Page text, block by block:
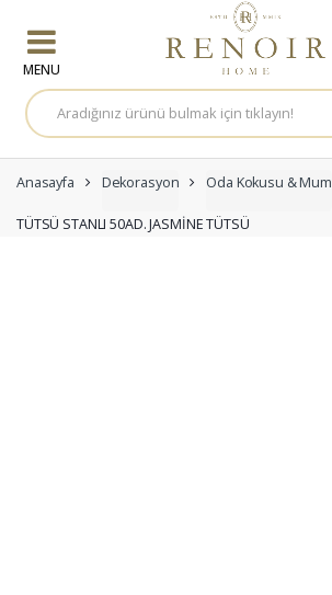
A
r
a
a
:
Anasayfa Dekorasyon Oda Kokusu & Mum
TÜTSÜ STANLI 50AD. JASMİNE TÜTSÜ